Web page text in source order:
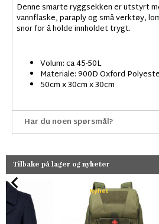
Denne smarte ryggsekken er utstyrt
vannflaske, paraply og små verktøy,
snor for å holde innholdet trygt.
Volum: ca 45-50L
Materiale: 900D Oxford
50cm x 30cm x 30cm
Har du noen spørsmål?
Tilbake på lager og nyheter
Nyhet